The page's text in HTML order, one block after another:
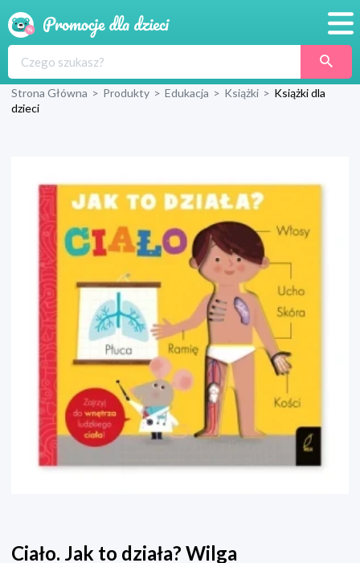
Produkty
Wyprawka
Strona Główna > Produkty > Edukacja > Książki > Książki dla
dzieci
Ciało. Jak to działa? Wilga